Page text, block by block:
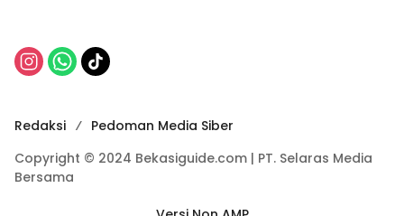
Redaksi
Pedoman Media Siber
Copyright © 2024 Bekasiguide.com | PT. Selaras Media
Bersama